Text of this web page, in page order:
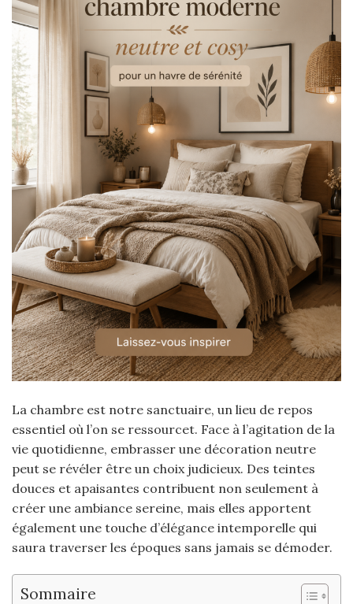
La chambre est notre sanctuaire, un lieu de repos
essentiel où l’on se ressourcet. Face à l’agitation de la
vie quotidienne, embrasser une décoration neutre
peut se révéler être un choix judicieux. Des teintes
douces et apaisantes contribuent non seulement à
créer une ambiance sereine, mais elles apportent
également une touche d’élégance intemporelle qui
saura traverser les époques sans jamais se démoder.
Sommaire